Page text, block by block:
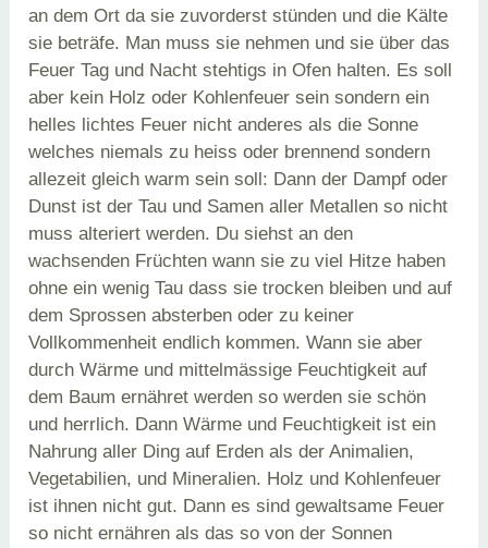
an dem Ort da sie zuvorderst stünden und die Kälte
sie beträfe. Man muss sie nehmen und sie über das
Feuer Tag und Nacht stehtigs in Ofen halten. Es soll
aber kein Holz oder Kohlenfeuer sein sondern ein
helles lichtes Feuer nicht anderes als die Sonne
welches niemals zu heiss oder brennend sondern
allezeit gleich warm sein soll: Dann der Dampf oder
Dunst ist der Tau und Samen aller Metallen so nicht
muss alteriert werden. Du siehst an den
wachsenden Früchten wann sie zu viel Hitze haben
ohne ein wenig Tau dass sie trocken bleiben und auf
dem Sprossen absterben oder zu keiner
Vollkommenheit endlich kommen. Wann sie aber
durch Wärme und mittelmässige Feuchtigkeit auf
dem Baum ernähret werden so werden sie schön
und herrlich. Dann Wärme und Feuchtigkeit ist ein
Nahrung aller Ding auf Erden als der Animalien,
Vegetabilien, und Mineralien. Holz und Kohlenfeuer
ist ihnen nicht gut. Dann es sind gewaltsame Feuer
so nicht ernähren als das so von der Sonnen